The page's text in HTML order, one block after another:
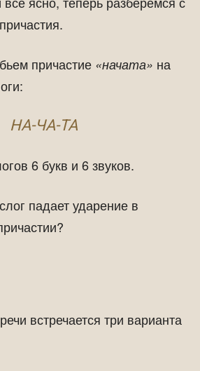
причастие «начата» на
НА-ЧА-ТА
6 букв и 6 звуков.
падает ударение в
встречается три варианта